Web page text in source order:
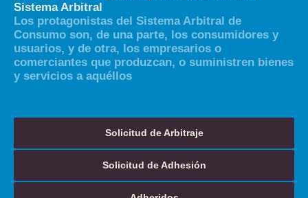
Sistema Arbitral
Los protagonistas del Sistema Arbitral de
Consumo son, de una parte, los consumidores y
usuarios, y de otra, los empresarios o
comerciantes que produzcan, o suministren bienes
y servicios a aquéllos
Solicitud de Arbitraje
Solicitud de Adhesión